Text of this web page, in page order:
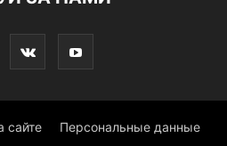
сайте Персональные данные